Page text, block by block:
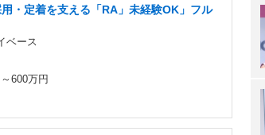
・定着を支える「RA」未経験OK」フル
ベース
600万円